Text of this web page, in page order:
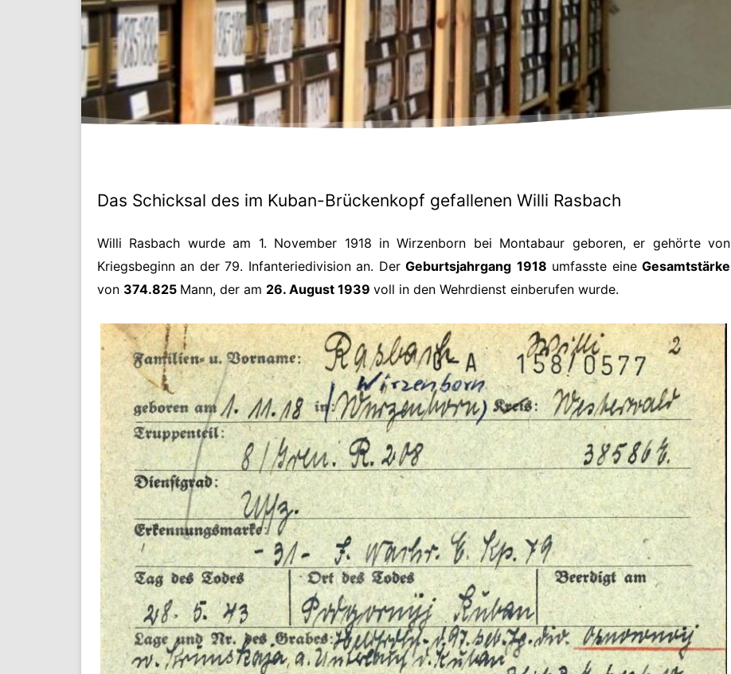
Das Schicksal des im Kuban-Brückenkopf gefallenen Willi Rasbach
Willi Rasbach wurde am 1. November 1918 in Wirzenborn bei Montabaur geboren, er gehörte von
Kriegsbeginn an der 79. Infanteriedivision an. DerGeburtsjahrgang 1918 umfasste eineGesamtstärke
von 374.825 Mann, der am 26. August 1939 voll in den Wehrdienst einberufen wurde.